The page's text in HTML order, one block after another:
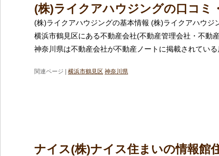
(株)ライクアハウジングの口コミ
(株)ライクアハウジングの基本情報 (株)ライクアハウジ
横浜市鶴見区にある不動産会社(不動産管理会社・不動
神奈川県は不動産会社が不動産ノートに掲載されてい
関連ページ | 横浜市鶴見区 神奈川県
ナイス(株)ナイス住まいの情報館